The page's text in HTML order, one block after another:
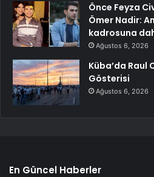
Önce Feyza
Ömer Nadir:
kadrosuna
Ağustos 6, 2026
Küba’da Raul
Gösterisi
Ağustos 6, 2026
En Güncel Haberler